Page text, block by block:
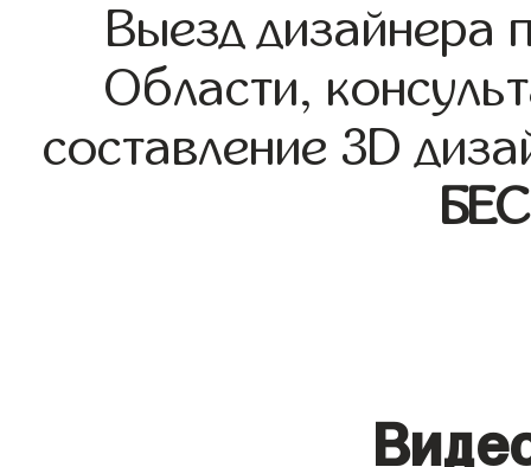
Выезд дизайнера
Области,
составление 3D